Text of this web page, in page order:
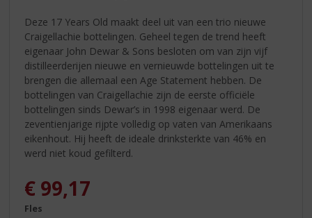
Deze 17 Years Old maakt deel uit van een trio nieuwe
Craigellachie bottelingen. Geheel tegen de trend heeft
eigenaar John Dewar & Sons besloten om van zijn vijf
distilleerderijen nieuwe en vernieuwde bottelingen uit te
brengen die allemaal een Age Statement hebben. De
bottelingen van Craigellachie zijn de eerste officiële
bottelingen sinds Dewar’s in 1998 eigenaar werd. De
zeventienjarige rijpte volledig op vaten van Amerikaans
eikenhout. Hij heeft de ideale drinksterkte van 46% en
werd niet koud gefilterd.
€ 99,17
Fles